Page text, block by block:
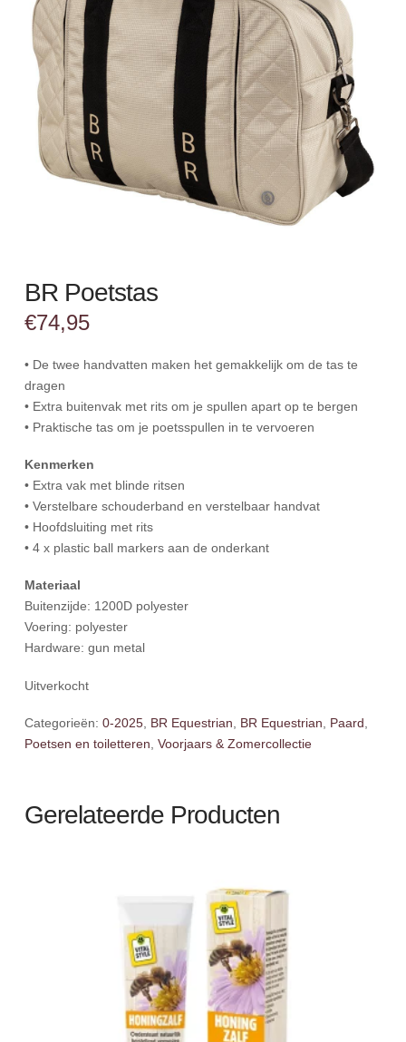
BR Poetstas
€74,95
• De twee handvatten maken het gemakkelijk om de tas te
dragen
• Extra buitenvak met rits om je spullen apart op te bergen
• Praktische tas om je poetsspullen in te vervoeren
Kenmerken
• Extra vak met blinde ritsen
• Verstelbare schouderband en verstelbaar handvat
• Hoofdsluiting met rits
• 4 x plastic ball markers aan de onderkant
Materiaal
Buitenzijde: 1200D polyester
Voering: polyester
Hardware: gun metal
Uitverkocht
Categorieën: 0-2025, BR Equestrian BR Equestrian Paard
Poetsen en toiletteren Voorjaars & Zomercollectie
Gerelateerde Producten